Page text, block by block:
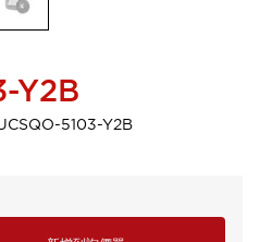
Y2B
5103-Y2B